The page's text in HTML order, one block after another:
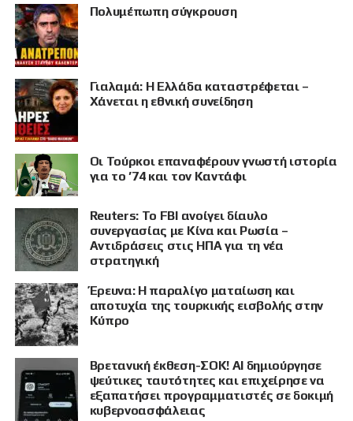
Πολυμέπωπη σύγκρουση
Γιαλαμά: Η Ελλάδα καταστρέφεται –
Χάνεται η εθνική συνείδηση
Οι Τούρκοι επαναφέρουν γνωστή ιστορία
για το ’74 και τον Καντάφι
Reuters: Το FBI ανοίγει δίαυλο
συνεργασίας με Κίνα και Ρωσία –
Αντιδράσεις στις ΗΠΑ για τη νέα
στρατηγική
Έρευνα: Η παραλίγο ματαίωση και
αποτυχία της τουρκικής εισβολής στην
Κύπρο
Βρετανική έκθεση-ΣΟΚ! AI δημιούργησε
ψεύτικες ταυτότητες και επιχείρησε να
εξαπατήσει προγραμματιστές σε δοκιμή
κυβερνοασφάλειας